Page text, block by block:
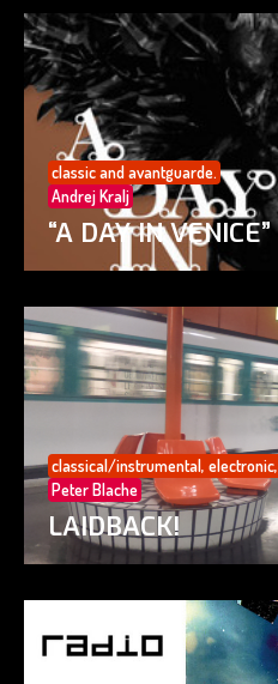
classic and avantguarde.
Andrej Kralj
“A DAY IN VENICE”
classical/instrumental, electronic,
Peter Blache
LAIDBACK!